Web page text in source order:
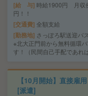
給 与 時給1900円 月収
円！！
交通費 全額支給
勤務地 さっぽろ駅送迎バ
※北大正門前から無料循環
す！（民間自己手配であれ
【10月開始】直接雇
[派遣]